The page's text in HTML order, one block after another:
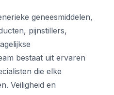
geneesmiddelen,
pijnstillers,
bestaat uit ervaren
die elke
Veiligheid en